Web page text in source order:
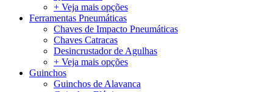
+ Veja mais opções
Ferramentas Pneumáticas
Chaves de Impacto Pneumáticas
Chaves Catracas
Desincrustador de Agulhas
+ Veja mais opções
Guinchos
Guinchos de Alavanca